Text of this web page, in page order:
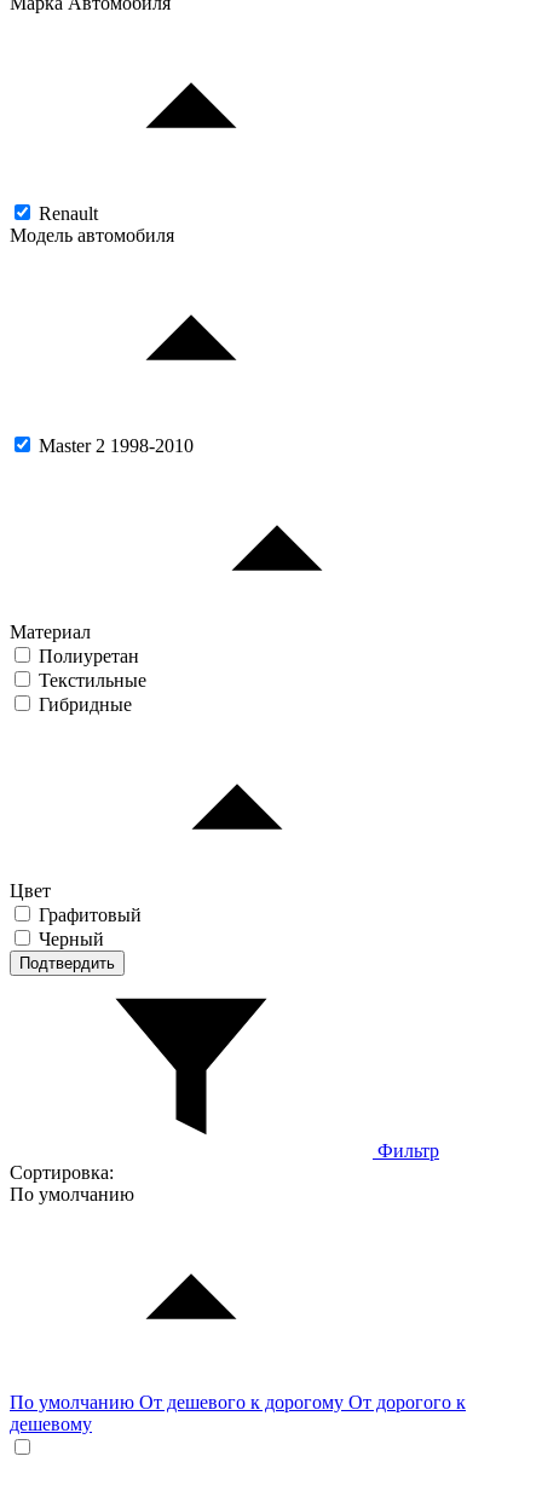
Renault
Модель автомобиля
Master 2 1998-2010
Материал
Полиуретан
Текстильные
Гибридные
Цвет
Графитовый
Черный
Подтвердить
Фильтр
Сортировка:
По умолчанию
По умолчанию От дешевого к дорогому От дорогого к
дешевому